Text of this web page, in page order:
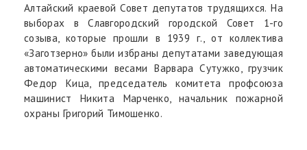
Алтайский краевой Совет депутатов трудящихся. На
выборах в Славгородский городской Совет 1-го
созыва, которые прошли в 1939 г., от коллектива
«Заготзерно» были избраны депутатами заведующая
автоматическими весами Варвара Сутужко, грузчик
Федор Кица, председатель комитета профсоюза
машинист Никита Марченко, начальник пожарной
охраны Григорий Тимошенко.